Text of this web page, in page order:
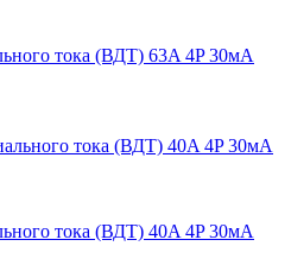
тока (ВДТ) 63A 4P 30мА
тока (ВДТ) 40A 4P 30мА